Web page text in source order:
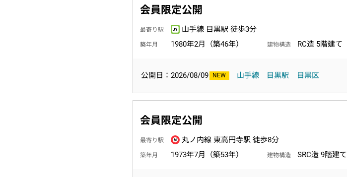
会員限定公開
最寄り駅 山手線 目黒駅 徒歩3分
築年月 1980年2月（築46年） 建物構造 RC造 5階建て
公開日：2026/08/09 山手線 目黒駅 目黒区
会員限定公開
最寄り駅 丸ノ内線 東高円寺駅 徒歩8分
築年月 1973年7月（築53年） 建物構造 SRC造 9階建て